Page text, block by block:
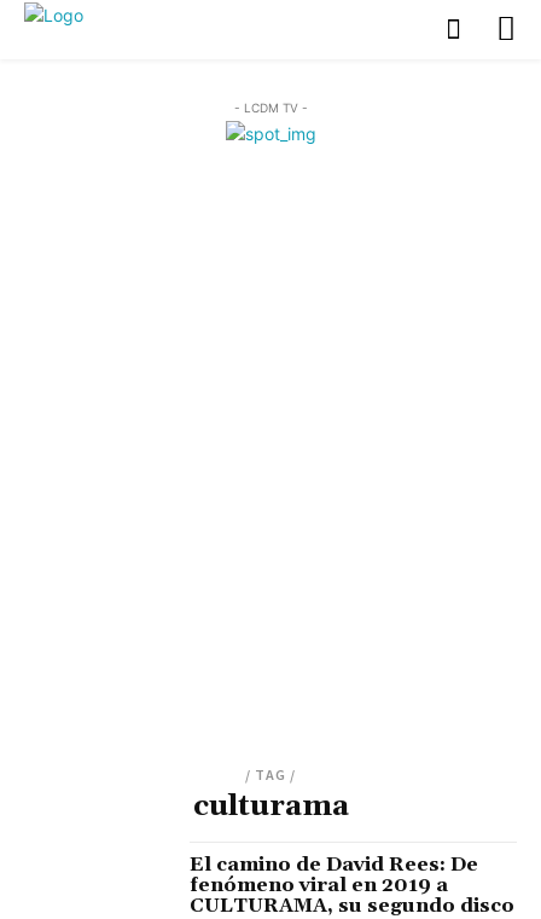
- LCDM TV -
/ TAG /
culturama
El camino de David Rees: De
fenómeno viral en 2019 a
CULTURAMA, su segundo disco